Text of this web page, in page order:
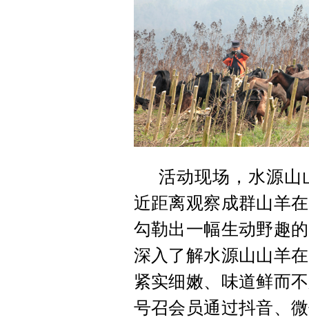
活动现场，水源山
近距离观察成群山羊
勾勒出一幅生动野趣
深入了解水源山山羊
紧实细嫩、味道鲜而
号召会员通过抖音、